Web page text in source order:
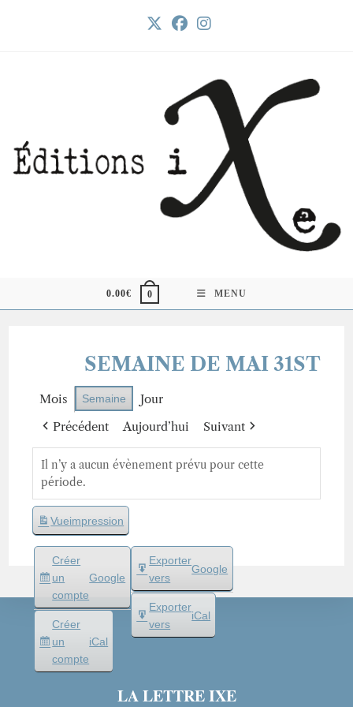
0.00€ 0 MENU
SEMAINE DE MAI 31ST
Mois Semaine
Jour
Précédent
Aujourd’hui Suivant
Il n’y a aucun évènement prévu pour cette
période.
Créer
un
compte
Google
Créer
un
compte
iCal
Vueimpression
Exporter
vers
Google
Exporter
vers
iCal